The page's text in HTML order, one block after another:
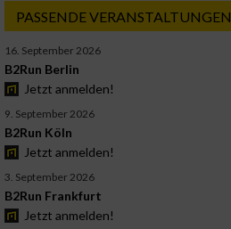
PASSENDE VERANSTALTUNGEN
16. September 2026
B2Run Berlin
Jetzt anmelden!
9. September 2026
B2Run Köln
Jetzt anmelden!
3. September 2026
B2Run Frankfurt
Jetzt anmelden!